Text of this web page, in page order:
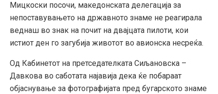
Мицкоски посочи, македонската делегација за
непоставувањето на државното знаме не реагирала
веднаш во знак на почит на двајцата пилоти, кои
истиот ден го загубија животот во авионска несреќа.
Од Кабинетот на претседателката Сиљановска –
Давкова во саботата најавија дека ќе побараат
објаснување за фотографијата пред бугарското знаме